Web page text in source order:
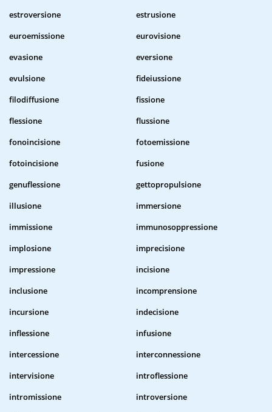
estroversione
estrusione
euroemissione
eurovisione
evasione
eversione
evulsione
fideiussione
filodiffusione
fissione
flessione
flussione
fonoincisione
fotoemissione
fotoincisione
fusione
genuflessione
gettopropulsione
illusione
immersione
immissione
immunosoppressione
implosione
imprecisione
impressione
incisione
inclusione
incomprensione
incursione
indecisione
inflessione
infusione
intercessione
interconnessione
intervisione
introflessione
intromissione
introversione